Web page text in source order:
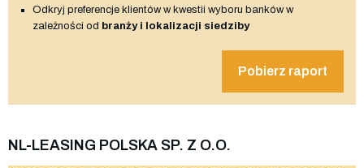
Odkryj preferencje klientów w kwestii wyboru banków w
zależności od branży i lokalizacji siedziby
Pobierz raport
NL-LEASING POLSKA SP. Z O.O.